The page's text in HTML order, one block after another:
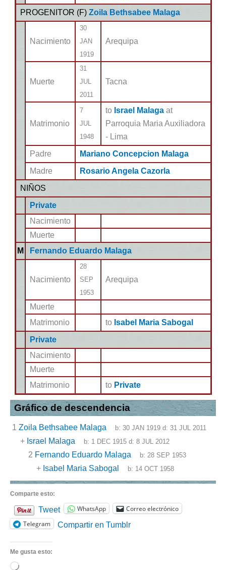
PROGENITOR (F) Zoila Bethsabee Malaga
Nacimiento
30
JAN
1919
Arequipa
Muerte
31
JUL
2011
Tacna
Matrimonio
7
JUL
1948
to Israel Malaga at
Parroquia Maria Auxiliadora
- Lima
Padre
Mariano Concepcion Malaga
Madre
Rosario Angela Cazorla
NIÑOS
Private
Nacimiento
Muerte
M
Fernando Eduardo Malaga
Nacimiento
28
SEP
1953
Arequipa
Muerte
Matrimonio
to Isabel Maria Sabogal
Private
Nacimiento
Muerte
Matrimonio
to Private
Gráfico de descendencia
1 Zoila Bethsabee Malaga b:30 JAN 1919 d:31 JUL 2011
+ Israel Malaga b: 1 DEC 1915 d:8 JUL 2012
2 Fernando Eduardo Malaga b:28 SEP 1953
+ Isabel Maria Sabogal b: 14 OCT 1958
Comparte esto:
Tweet WhatsApp
Correo electrónico
Telegram
Compartir en Tumblr
Me gusta esto:
Cargando...